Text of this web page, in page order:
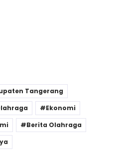
Tangerang
Ekonomi
Berita Olahraga